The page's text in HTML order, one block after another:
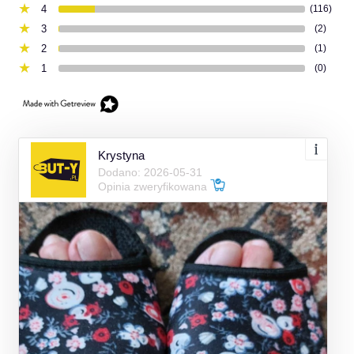
4 (116)
3 (2)
2 (1)
1 (0)
Krystyna
Dodano: 2026-05-31
Opinia zweryfikowana